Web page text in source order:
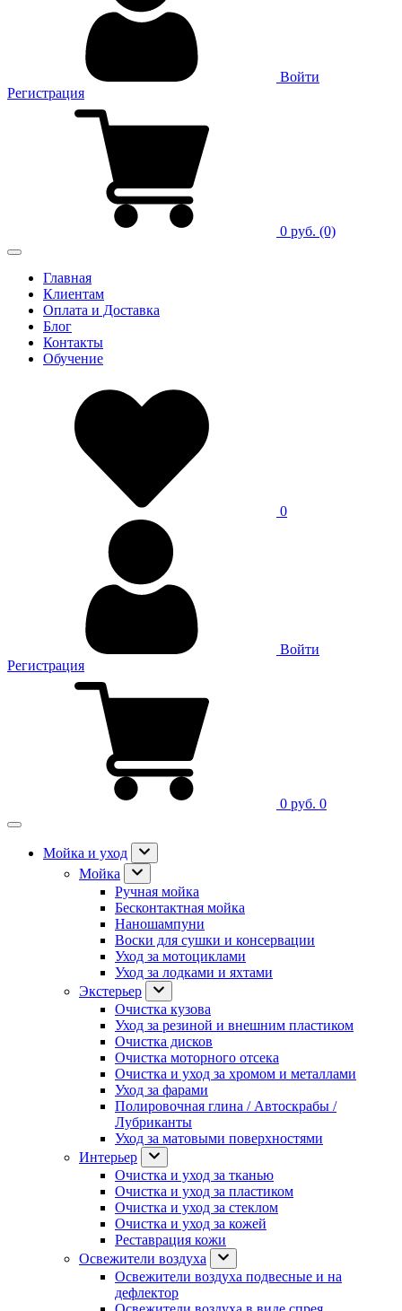
Войти
Регистрация
0 руб. (0)
Главная
Клиентам
Оплата и Доставка
Блог
Контакты
Обучение
0
Войти
Регистрация
0 руб. 0
Мойка и уход
Мойка
Ручная мойка
Бесконтактная мойка
Наношампуни
Воски для сушки и консервации
Уход за мотоциклами
Уход за лодками и яхтами
Экстерьер
Очистка кузова
Уход за резиной и внешним пластиком
Очистка дисков
Очистка моторного отсека
Очистка и уход за хромом и металлами
Уход за фарами
Полировочная глина / Автоскрабы /
Лубриканты
Уход за матовыми поверхностями
Интерьер
Очистка и уход за тканью
Очистка и уход за пластиком
Очистка и уход за стеклом
Очистка и уход за кожей
Реставрация кожи
Освежители воздуха
Освежители воздуха подвесные и на
дефлектор